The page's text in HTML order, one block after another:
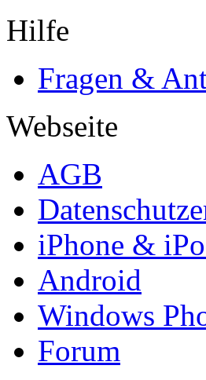
Hilfe
Fragen &
Webseite
AGB
iPhone &
Android
Windows
Forum